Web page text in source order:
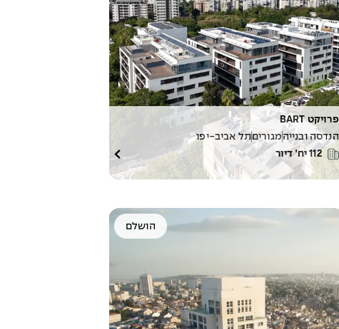
פרויקט BART
הנדסה ובנייהמגוריםתל אביב-יפו
112 יח׳ דיור
הושלם